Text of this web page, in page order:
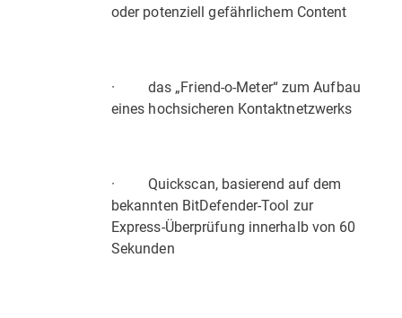
oder potenziell gefährlichem Content
· das „Friend-o-Meter“ zum Aufbau
eines hochsicheren Kontaktnetzwerks
· Quickscan, basierend auf dem
bekannten BitDefender-Tool zur
Express-Überprüfung innerhalb von 60
Sekunden